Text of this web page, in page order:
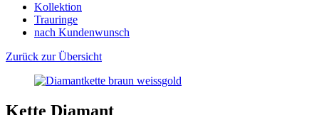
Kollektion
Trauringe
nach Kundenwunsch
Zurück zur Übersicht
Kette Diamant